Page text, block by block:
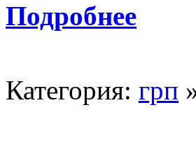
Подробнее
Категория: грп